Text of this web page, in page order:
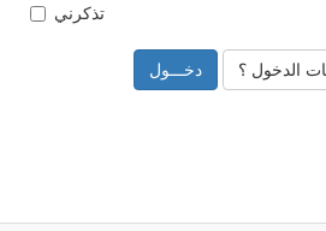
تذكرني
الدخول ؟